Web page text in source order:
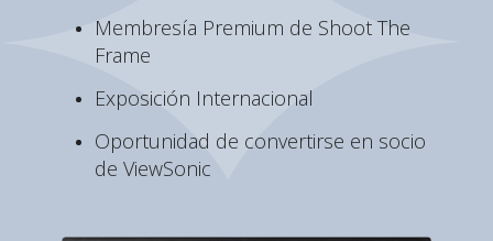
Membresía Premium de Shoot The
Frame
Exposición Internacional
Oportunidad de convertirse en socio
de ViewSonic